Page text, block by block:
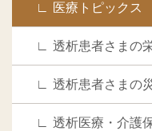
医療トピックス
透析患者さまの
透析患者さまの
透析医療・介護